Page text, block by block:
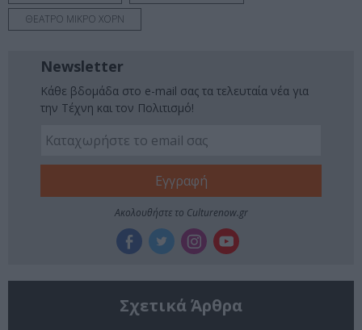
ΘΕΑΤΡΟ ΜΙΚΡΟ ΧΟΡΝ
Newsletter
Κάθε βδομάδα στο e-mail σας τα τελευταία νέα για
την Τέχνη και τον Πολιτισμό!
Ακολουθήστε το Culturenow.gr
Σχετικά Άρθρα